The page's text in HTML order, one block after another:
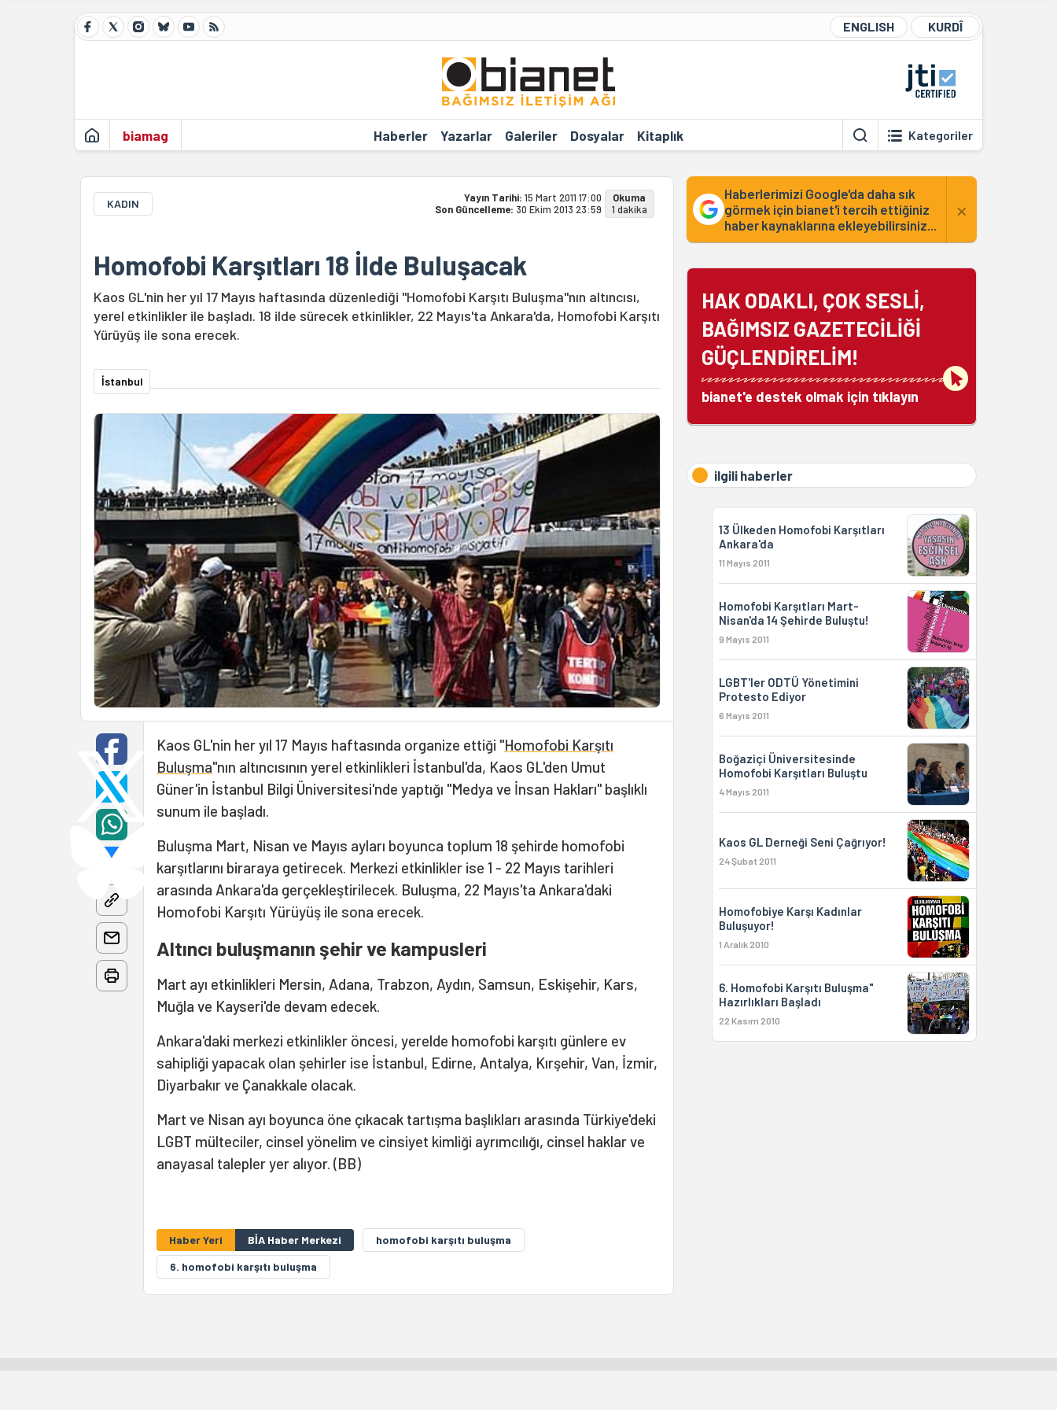
ENGLISH KURDÎ
biamag Haberler Yazarlar Galeriler Dosyalar Kitaplık Kategoriler
KADIN Yayın Tarihi: 15 Mart 2011 17:00
Son Güncelleme: 30 Ekim 2013 23:59
Okuma
1 dakika
Homofobi Karşıtları 18 İlde Buluşacak
Kaos GL'nin her yıl 17 Mayıs haftasında düzenlediği "Homofobi Karşıtı Buluşma"nın altıncısı,
yerel etkinlikler ile başladı. 18 ilde sürecek etkinlikler, 22 Mayıs'ta Ankara'da, Homofobi Karşıtı
Yürüyüş ile sona erecek.
İstanbul
Kaos GL'nin her yıl 17 Mayıs haftasında organize ettiği "Homofobi Karşıtı
Buluşma"nın altıncısının yerel etkinlikleri İstanbul'da, Kaos GL'den Umut
Güner'in İstanbul Bilgi Üniversitesi'nde yaptığı "Medya ve İnsan Hakları" başlıklı
sunum ile başladı.
Buluşma Mart, Nisan ve Mayıs ayları boyunca toplum 18 şehirde homofobi
karşıtlarını biraraya getirecek. Merkezi etkinlikler ise 1 - 22 Mayıs tarihleri
arasında Ankara'da gerçekleştirilecek. Buluşma, 22 Mayıs'ta Ankara'daki
Homofobi Karşıtı Yürüyüş ile sona erecek.
Altıncı buluşmanın şehir ve kampusleri
Mart ayı etkinlikleri Mersin, Adana, Trabzon, Aydın, Samsun, Eskişehir, Kars,
Muğla ve Kayseri'de devam edecek.
Ankara'daki merkezi etkinlikler öncesi, yerelde homofobi karşıtı günlere ev
sahipliği yapacak olan şehirler ise İstanbul, Edirne, Antalya, Kırşehir, Van, İzmir,
Diyarbakır ve Çanakkale olacak.
Mart ve Nisan ayı boyunca öne çıkacak tartışma başlıkları arasında Türkiye'deki
LGBT mülteciler, cinsel yönelim ve cinsiyet kimliği ayrımcılığı, cinsel haklar ve
anayasal talepler yer alıyor. (BB)
Haber Yeri BİA Haber Merkezi
homofobi karşıtı buluşma
6. homofobi karşıtı buluşma
Haberlerimizi Google'da daha sık
görmek için bianet'i tercih ettiğiniz
haber kaynaklarına ekleyebilirsiniz...
×
HAK ODAKLI, ÇOK SESLİ,
BAĞIMSIZ GAZETECİLİĞİ
GÜÇLENDİRELİM!
bianet'e destek olmak için tıklayın
ilgili haberler
13 Ülkeden Homofobi Karşıtları
Ankara'da
11 Mayıs 2011
Homofobi Karşıtları Mart-
Nisan'da 14 Şehirde Buluştu!
9 Mayıs 2011
LGBT'ler ODTÜ Yönetimini
Protesto Ediyor
6 Mayıs 2011
Boğaziçi Üniversitesinde
Homofobi Karşıtları Buluştu
4 Mayıs 2011
Kaos GL Derneği Seni Çağrıyor!
24 Şubat 2011
Homofobiye Karşı Kadınlar
Buluşuyor!
1 Aralık 2010
6. Homofobi Karşıtı Buluşma"
Hazırlıkları Başladı
22 Kasım 2010